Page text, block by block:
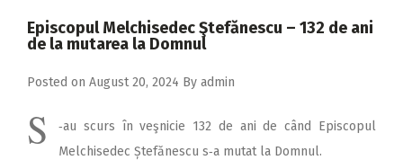
2017
2014
Episcopul Melchisedec Ştefănescu – 132 de ani
de la mutarea la Domnul
Posted on August 20, 2024 By admin
S
‑au scurs în veşnicie 132 de ani de când Episcopul
Melchisedec Ștefănescu s‑a mutat la Domnul.